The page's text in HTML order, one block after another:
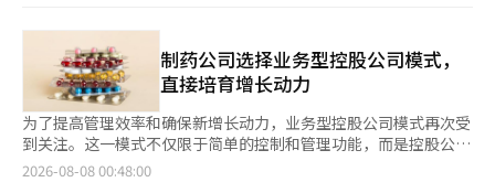
劳动者在工作效率、工作满意度和收入前景上获得了收益，却牺牲
了晚间和周末的时间。而他们的生产力提升反过来又抹去了新入职
员工的工作机会。若熟练阶梯的第一层消失，长期来看，中层管理
人员的供给也可能受到影响，这引发了人们的担忧。 ◆韩国的AI接
受度全球最高……劳动市场“测量空白” 问题在于，韩国尚未具
备测量这一分层所需的数据。在《节奏》报告中，韩国在克劳德使
用量的121个调查国家中排名第14，按人口和经济规模计算的使用
指数是预期的3.78倍，显示出全球最高的AI接受度。 从AI扩散速度
进行公司层面的全面调查。他是最近向媒体举报宋会长家族法人卡
和公司资产使用疑云的人物。 金前代表公开的资料显示，在首尔
江南区新沙洞的一家抗衰老专科医院消费了约6800万韩元，在牙
科消费了约140万韩元。他表示：“举报的内容只是冰山一角”，
并要求对所有子公司进行检查及向审计委员会和董事会报告。 对
此，韩美集团表示，宋会长的膝关节治疗费用属于公司可以提供的
福利待遇。此外，百货商店的消费是为员工和主要客户购买礼品的
费用，海外使用情况则是在出差过程中产生的。公司反驳称，报道
均衡的高销售增长，持续推动业绩增长。科威首席财务官金顺泰表
示：“国内外均保持稳定的销售增长和账户扩展，证明了第二季度
的强劲增长性。”他还表示：“下半年将加强在高端市场的主导地
位，并通过产品组合多样化来扩大增长动力，尽力保持可见的业绩
好转。” ※ 本报道经人工智能（AI）系统翻译与编辑。
要面向中国市场。随着韩国电动车需求持续增长，韩国成为其海外
布局的重要目标市场之一。 目前，中国车企已形成覆盖不同价格
区间的产品布局。比亚迪主打高性价比市场，极氪则加快布局高端
市场，随着东风等品牌加入，中国车企在韩国市场正逐步形成覆盖
大众、中高端等多个细分市场的产品矩阵。 韩国汽车移动产业协
会数据显示，今年上半年，中国生产的电动车在韩国销量达到6.95
万辆，同比增长178.7%，市场份额由去年同期的26.8%升至
35%。这意味着，今年韩国市场平均每销售三辆电动车，就有一辆
制药公司选择业务型控股公司模式，
直接培育增长动力
为了提高管理效率和确保新增长动力，业务型控股公司模式再次受
到关注。这一模式不仅限于简单的控制和管理功能，而是控股公司
直接开展业务，以确保稳定的现金流和投资能力。 据行业消息，
2026-08-08 00:48:00